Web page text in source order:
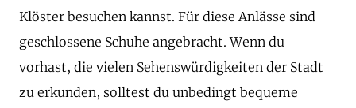
Klöster besuchen kannst. Für diese Anlässe sind
geschlossene Schuhe angebracht. Wenn du
vorhast, die vielen Sehenswürdigkeiten der Stadt
zu erkunden, solltest du unbedingt bequeme